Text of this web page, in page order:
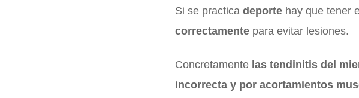
Si se practica deporte hay que tener
correctamente para evitar lesiones.
Concretamente las tendinitis del
incorrecta y por acortamientos